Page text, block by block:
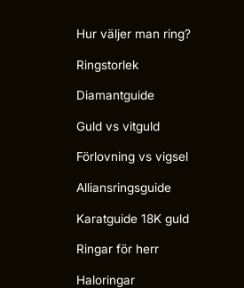
Hur väljer man ring?
Ringstorlek
Diamantguide
Guld vs vitguld
Förlovning vs vigsel
Alliansringsguide
Karatguide 18K guld
Ringar för herr
Haloringar